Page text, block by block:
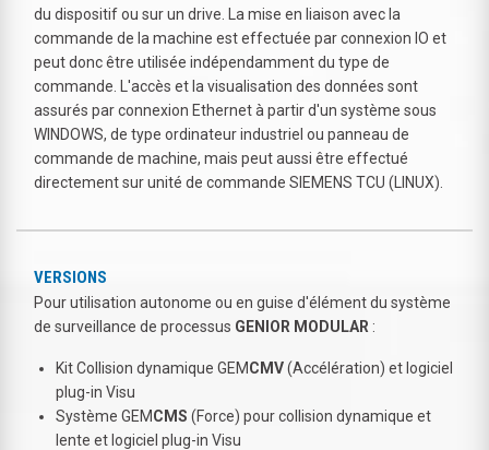
du dispositif ou sur un drive. La mise en liaison avec la
commande de la machine est effectuée par connexion IO et
peut donc être utilisée indépendamment du type de
commande. L'accès et la visualisation des données sont
assurés par connexion Ethernet à partir d'un système sous
WINDOWS, de type ordinateur industriel ou panneau de
commande de machine, mais peut aussi être effectué
directement sur unité de commande SIEMENS TCU (LINUX).
VERSIONS
Pour utilisation autonome ou en guise d'élément du système
de surveillance de processus GENIOR MODULAR :
Kit Collision dynamique GEMCMV(Accélération) et logiciel
plug-in Visu
Système GEMCMS (Force) pour collision dynamique et
lente et logiciel plug-in Visu